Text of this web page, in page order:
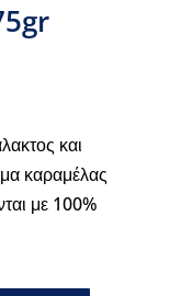
και
καραμέλας
με 100%